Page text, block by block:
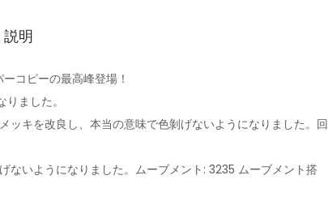
説明
コピーの最高峰登場！
ました。
ッキを改良し、本当の意味で色剝げないようになりました。回
ないようになりました。ムーブメント: 3235 ムーブメント搭